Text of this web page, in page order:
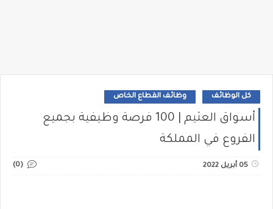
كل الوظائف وظائف القطاع الخاص
أسواق العثيم | 100 فرصة وظيفية بجميع
الفروع في المملكة
05 أبريل 2022 (0)